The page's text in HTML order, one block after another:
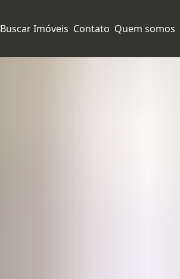
Buscar Imóveis Contato Quem somos